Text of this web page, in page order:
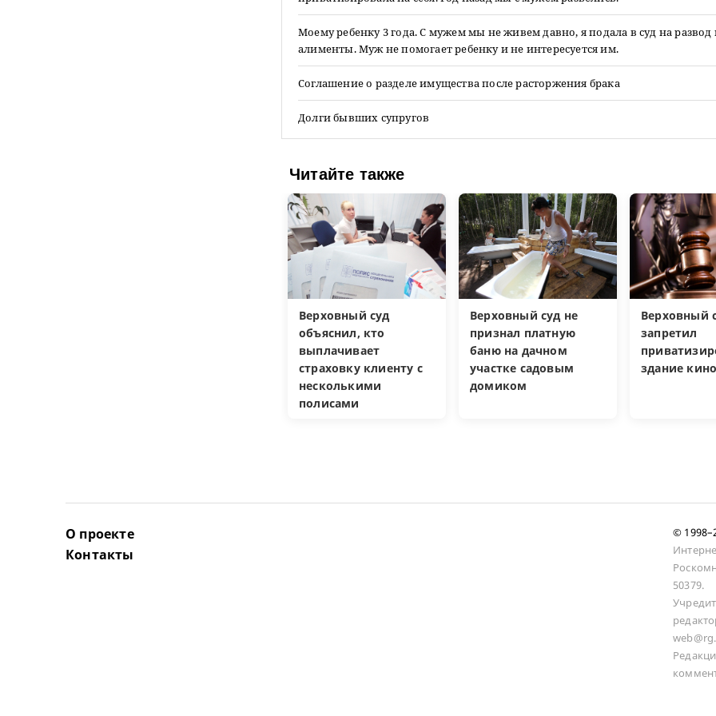
Моему ребенку 3 года. С мужем мы не живем давно, я подала в суд на развод
алименты. Муж не помогает ребенку и не интересуется им.
Соглашение о разделе имущества после расторжения брака
Долги бывших супругов
Читайте также
Верховный суд
объяснил, кто
выплачивает
страховку клиенту с
несколькими
полисами
Верховный суд не
признал платную
баню на дачном
участке садовым
домиком
Верховный
запретил
здание
О проекте
Контакты
©
50379.